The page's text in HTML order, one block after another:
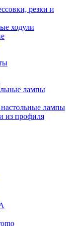
резки и
ходули
лампы
лампы
из профиля